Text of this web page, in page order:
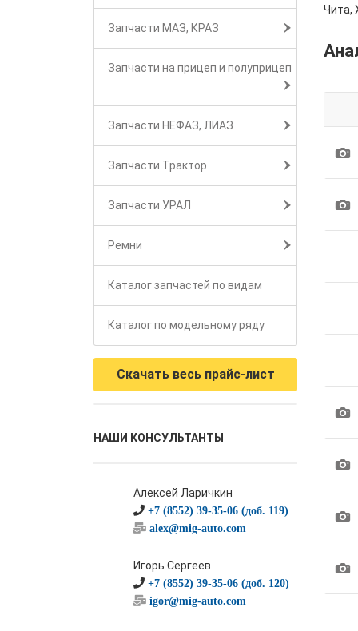
Запчасти МАЗ, КРАЗ
Запчасти на прицеп и полуприцеп
Запчасти НЕФАЗ, ЛИАЗ
Запчасти Трактор
Запчасти УРАЛ
Ремни
Каталог запчастей по видам
Каталог по модельному ряду
Скачать весь прайс-лист
НАШИ КОНСУЛЬТАНТЫ
Алексей Ларичкин
+7 (8552) 39-35-06 (доб. 119)
alex@mig-auto.com
Игорь Сергеев
+7 (8552) 39-35-06 (доб. 120)
igor@mig-auto.com
Чита,
1
1
1
1
1
1